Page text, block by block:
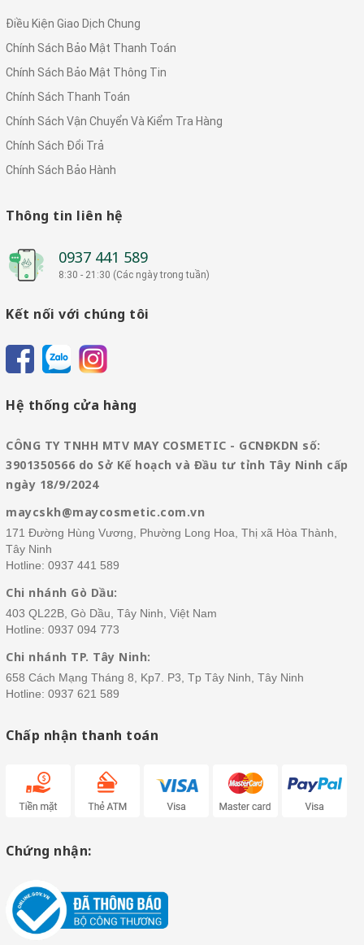
Điều Kiện Giao Dịch Chung
Chính Sách Bảo Mật Thanh Toán
Chính Sách Bảo Mật Thông Tin
Chính Sách Thanh Toán
Chính Sách Vận Chuyển Và Kiểm Tra Hàng
Chính Sách Đổi Trả
Chính Sách Bảo Hành
Thông tin liên hệ
0937 441 589
8:30 - 21:30 (Các ngày trong tuần)
Kết nối với chúng tôi
Hệ thống cửa hàng
CÔNG TY TNHH MTV MAY COSMETIC - GCNĐKDN số:
3901350566 do Sở Kế hoạch và Đầu tư tỉnh Tây Ninh cấp
ngày 18/9/2024
maycskh@maycosmetic.com.vn
171 Đường Hùng Vương, Phường Long Hoa, Thị xã Hòa Thành,
Tây Ninh
Hotline: 0937 441 589
Chi nhánh Gò Dầu:
403 QL22B, Gò Dầu, Tây Ninh, Việt Nam
Hotline: 0937 094 773
Chi nhánh TP. Tây Ninh:
658 Cách Mạng Tháng 8, Kp7. P3, Tp Tây Ninh, Tây Ninh
Hotline: 0937 621 589
Chấp nhận thanh toán
Chứng nhận: